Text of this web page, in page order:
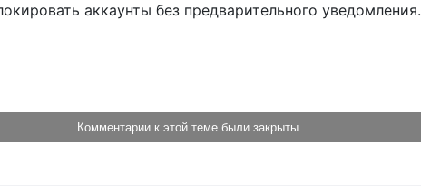
аккаунты без предварительного уведомления.
Комментарии к этой теме были закрыты